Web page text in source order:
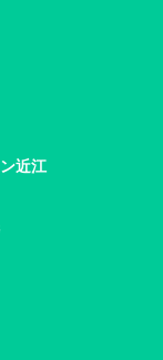
近江